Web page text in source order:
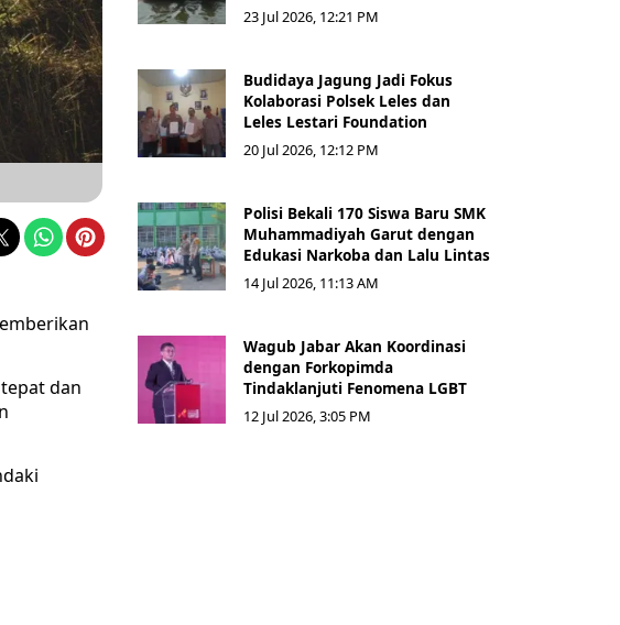
dan
23 Jul 2026, 12:21 PM
Budidaya Jagung Jadi Fokus
Kolaborasi Polsek Leles dan
Leles Lestari Foundation
20 Jul 2026, 12:12 PM
Polisi Bekali 170 Siswa Baru SMK
Muhammadiyah Garut dengan
Edukasi Narkoba dan Lalu Lintas
14 Jul 2026, 11:13 AM
Wagub Jabar Akan Koordinasi
dengan Forkopimda
Tindaklanjuti Fenomena LGBT
12 Jul 2026, 3:05 PM